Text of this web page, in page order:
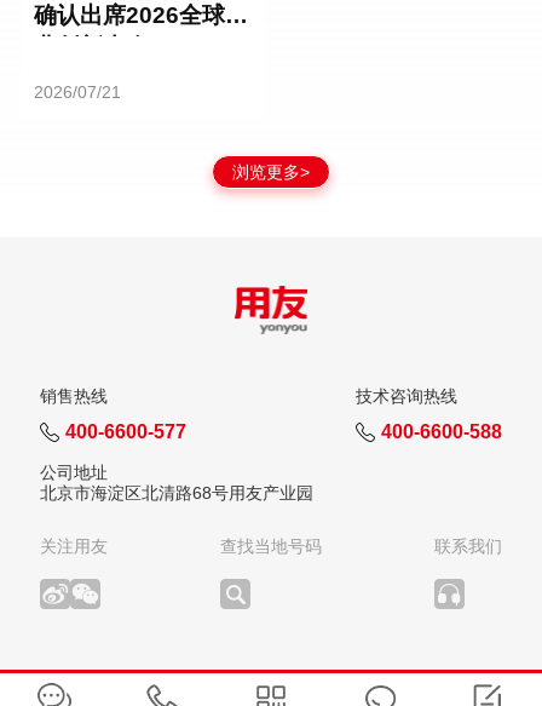
确认出席2026全球商
2026/07/21
浏览更多>
销售热线
400-6600-577
技术咨询热线
400-6600-588
公司地址
北京市海淀区北清路68号用友产业园
关注用友 查找当地号码 联系我们
版权所有：用友网络科技股份有限公司